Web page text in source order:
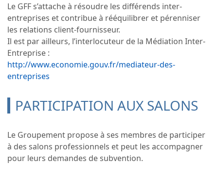
Le GFF s’attache à résoudre les différends inter-
entreprises et contribue à rééquilibrer et pérenniser
les relations client-fournisseur.
Il est par ailleurs, l’interlocuteur de la Médiation Inter-
Entreprise :
http://www.economie.gouv.fr/mediateur-des-
entreprises
PARTICIPATION AUX SALONS
Le Groupement propose à ses membres de participer
à des salons professionnels et peut les accompagner
pour leurs demandes de subvention.